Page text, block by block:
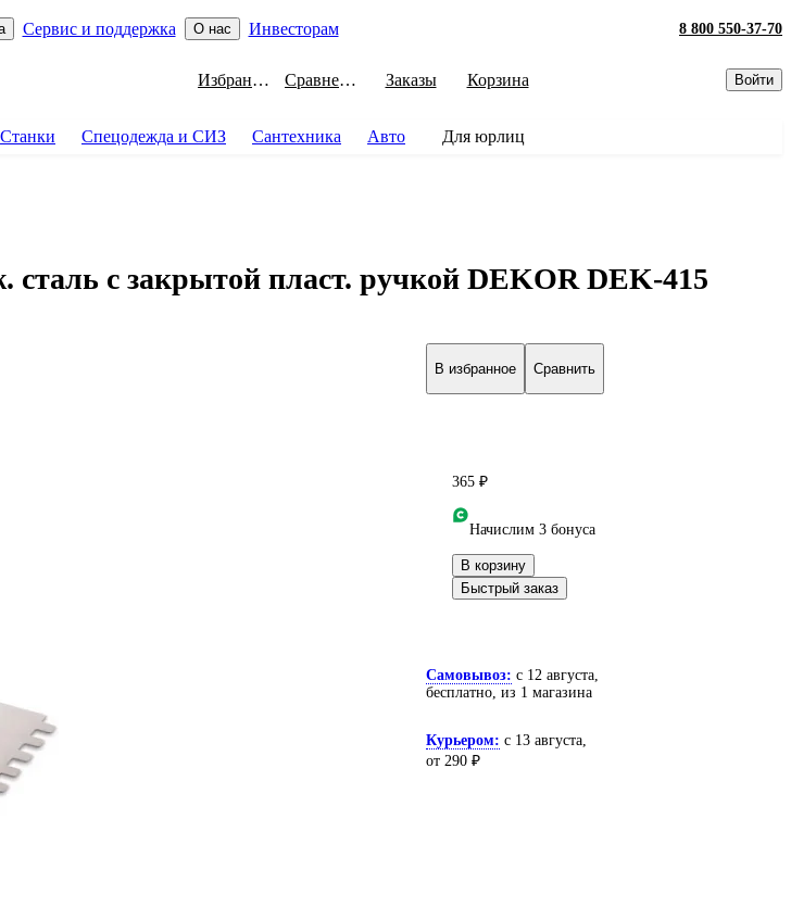
Сервис и поддержка О нас Инвесторам 8 800 550-37-70
Избранное Сравнение Заказы Корзина Войти
Станки Спецодежда и СИЗ Сантехника Авто Для юрлиц
сталь c закрытой пласт. ручкой DEKOR DEK-415
В избранное Сравнить
365 ₽
Начислим 3 бонуса
В корзину
Быстрый заказ
Самовывоз: c 12 августа,
бесплатно, из 1 магазина
Курьером: c 13 августа,
от 290 ₽